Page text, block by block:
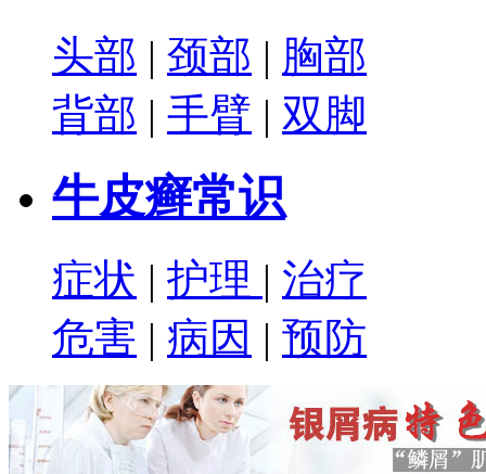
头部 | 颈部 | 胸部
背部 | 手臂 | 双脚
牛皮癣常识
症状 | 护理 | 治疗
危害 | 病因 | 预防